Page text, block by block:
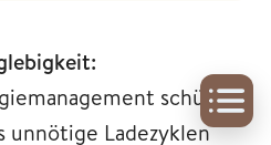
schützt
unnötige Ladezyklen